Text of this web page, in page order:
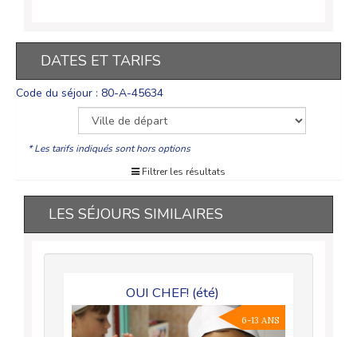
DATES ET TARIFS
Code du séjour : 80-A-45634
* Les tarifs indiqués sont hors options
Filtrer les résultats
LES SÉJOURS SIMILAIRES
OUI CHEF! (été)
6-13 ANS